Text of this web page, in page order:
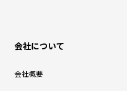
会社について
会社概要